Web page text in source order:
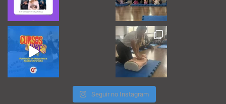
Seguir no Instagram